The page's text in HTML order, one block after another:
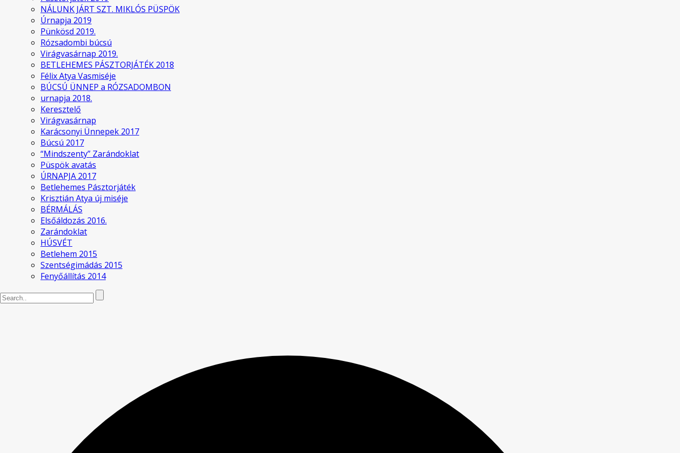
NÁLUNK JÁRT SZT. MIKLÓS PÜSPÖK
Úrnapja 2019
Pünkösd 2019.
Rózsadombi búcsú
Virágvasárnap 2019.
BETLEHEMES PÁSZTORJÁTÉK 2018
Félix Atya Vasmiséje
BÚCSÚ ÜNNEP a RÓZSADOMBON
urnapja 2018.
Keresztelő
Virágvasárnap
Karácsonyi Ünnepek 2017
Búcsú 2017
“Mindszenty” Zarándoklat
Püspök avatás
ÚRNAPJA 2017
Betlehemes Pásztorjáték
Krisztián Atya új miséje
BÉRMÁLÁS
Elsőáldozás 2016.
Zarándoklat
HÚSVÉT
Betlehem 2015
Szentségimádás 2015
Fenyőállítás 2014